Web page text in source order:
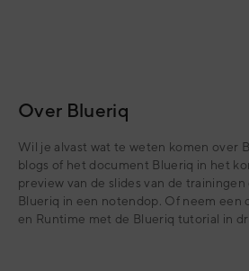
Over Blueriq
Wil je alvast wat te weten komen over
blogs of het document Blueriq in het
preview van de slides van de
Blueriq in een notendop. Of neem een
en Runtime met de Blueriq tutorial in